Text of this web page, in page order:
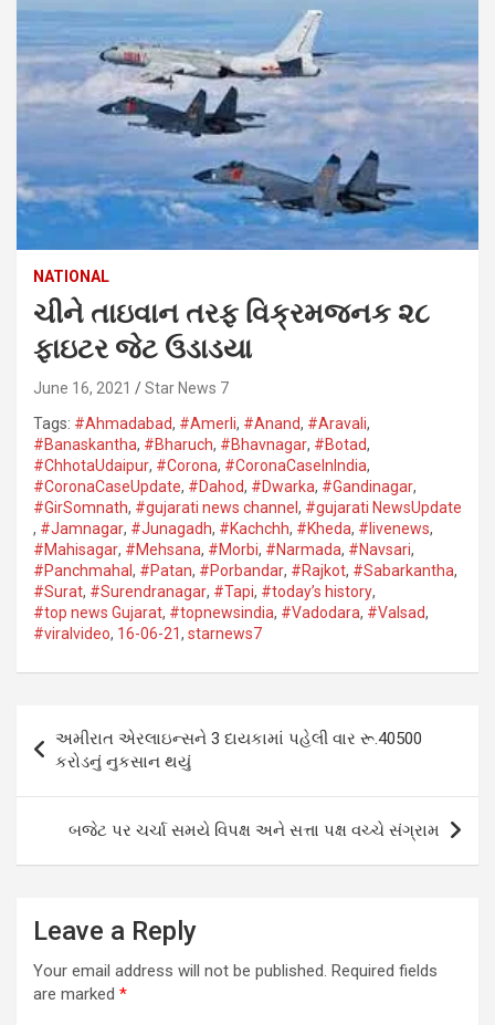
NATIONAL
ચીને તાઇવાન તરફ વિક્રમજનક ૨૮
ફાઇટર જેટ ઉડાડયા
June 16, 2021
Star News 7
Tags: #Ahmadabad, #Amerli, #Anand, #Aravali,
#Banaskantha​, #Bharuch, #Bhavnagar​, #Botad,
#ChhotaUdaipur, #Corona​, #CoronaCaseInIndia,
#CoronaCaseUpdate, #Dahod​, #Dwarka​, #Gandinagar,
#GirSomnath, #gujarati news channel , #gujarati NewsUpdate
, #Jamnagar​, #Junagadh​, #Kachchh, #Kheda​, #livenews,
#Mahisagar​, #Mehsana, #Morbi, #Narmada, #Navsari​,
#Panchmahal, #Patan​, #Porbandar​, #Rajkot​, #Sabarkantha​,
#Surat​, #Surendranagar, #Tapi​, #today’s history,
#top news Gujarat, #topnewsindia, #Vadodara​, #Valsad​,
#viralvideo, 16-06-21, starnews7
navigation
અમીરાત એરલાઇન્સને 3 દાયકામાં પહેલી વાર રૂ.40500
કરોડનું નુકસાન થયું
બજેટ પર ચર્ચા સમયે વિપક્ષ અને સત્તા પક્ષ વચ્ચે સંગ્રામ
Leave a Reply
Your email address will not be published. Required fields
are marked *